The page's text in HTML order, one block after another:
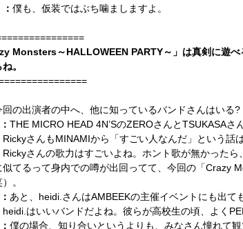
： 僕も、仮装ではぶち噛ましますよ。
Monsters～HALLOWEEN PARTY～」は真剣に遊
。
の出演者の中へ、他に知っているバンドさんはいる?
： THE MICRO HEAD 4N’SのZEROさんとTSUKASA
RickyさんもMINAMIから「すごい人なんだ」という話
Rickyさんの歌力はすごいよね。 ホント歌が無かったら、
似てるって身内での噂が出回ってて、 今回の「Crazy
。
： あと、heidi.さんはAMBEEKの主催イベントにも出て
heidi.はいいバンドだよね。彼らが高校生の頃、よく
： 僕の場合、知り合いというよりも、みなさん憧れて